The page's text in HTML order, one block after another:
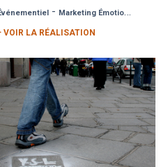
est l’idée de l’agence
Act. L’univers du...
- Marketing Émotionnel
VOIR LA RÉALISATION